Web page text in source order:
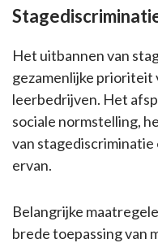
Het uitbannen van
gezamenlijke prioriteit
leerbedrijven. Het
sociale normstelling,
van stagediscriminatie
ervan.
Belangrijke
brede toepassing van